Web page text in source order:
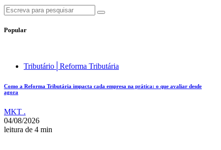
Popular
Tributário│Reforma Tributária
Como a Reforma Tributária impacta cada empresa na prática: o que avaliar desde
agora
MKT .
04/08/2026
leitura de 4 min